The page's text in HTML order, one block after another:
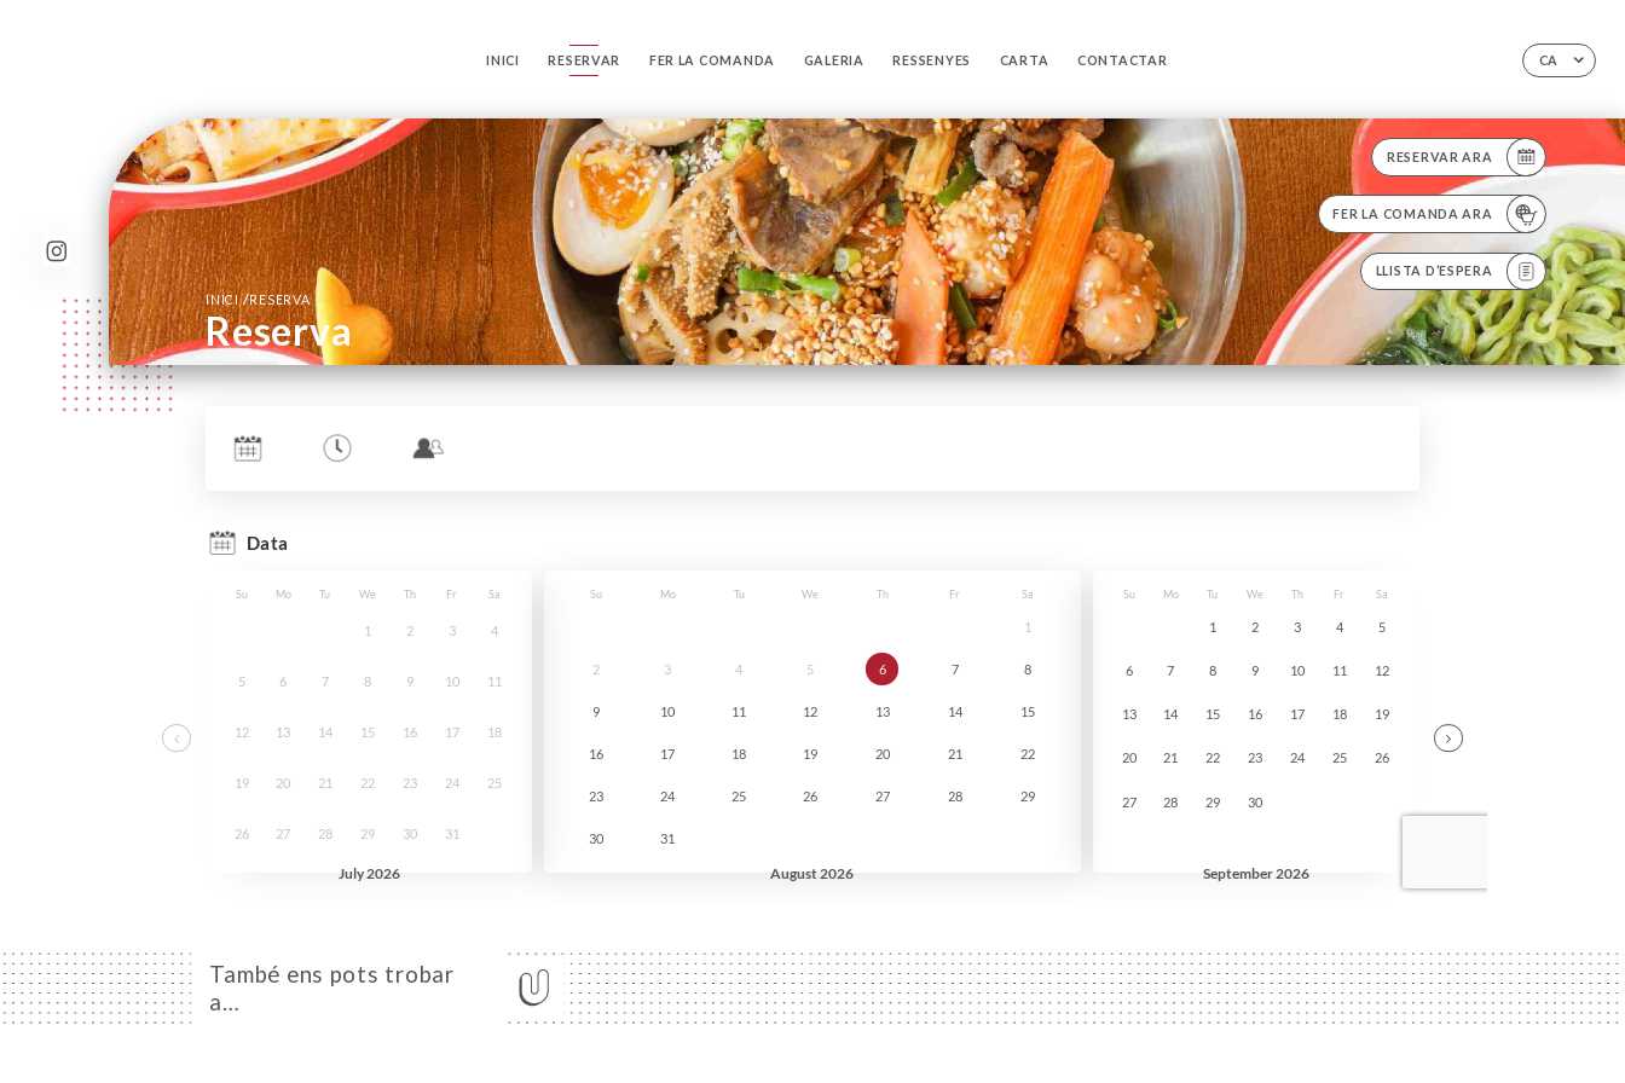
CA
INICI RESERVAR FER LA COMANDA GALERIA RESSENYES CARTA CONTACTAR
RESERVAR ARA
FER LA COMANDA ARA
LLISTA D’ESPERA
INICI/RESERVA
Reserva
També ens pots trobar
a…